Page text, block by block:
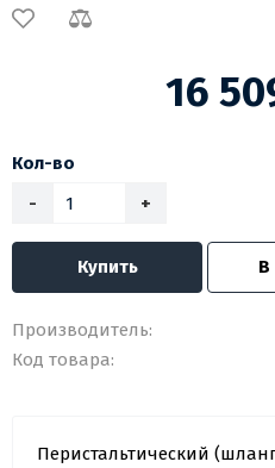
16
Кол-во
-
+
Купить В
Производитель:
Код товара:
Перистальтический